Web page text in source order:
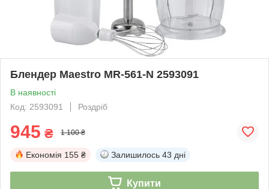
Блендер Maestro MR-561-N 2593091
В наявності
Код: 2593091
Роздріб
945 ₴ 1 100 ₴
Економія 155 ₴ Залишилось 43 дні
Купити